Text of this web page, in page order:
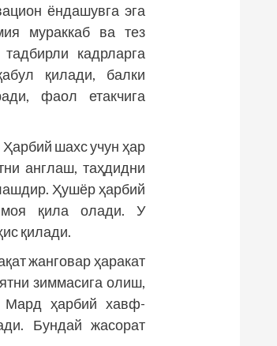
ёндашувга эга
мураккаб ва тез
кадрларга
қилади, балки
фаол етакчига
шахс учун ҳар
англаш, таҳдидни
Ҳушёр ҳарбий
қила олади. У
қилади.
жанговар ҳаракат
зиммасига олиш,
Мард ҳарбий хавф-
Бундай жасорат